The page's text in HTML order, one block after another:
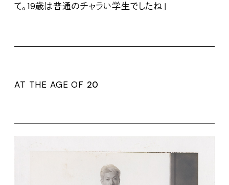
て。19歳は普通のチャラい学生でしたね」
AT THE AGE OF 20